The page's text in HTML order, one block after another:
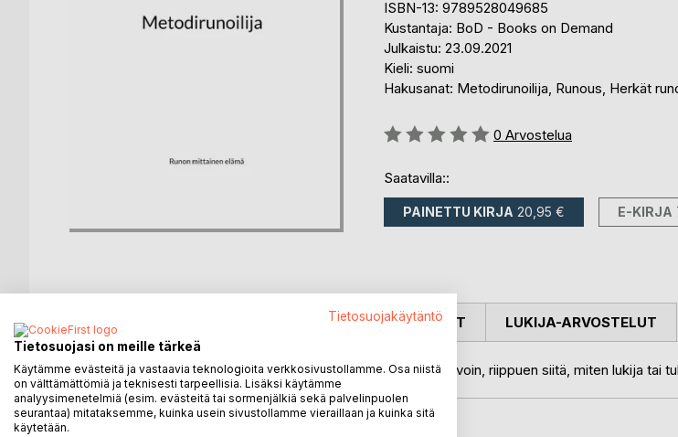
ISBN-13: 9789528049685
Kustantaja: BoD - Books on Demand
Julkaistu: 23.09.2021
Kieli: suomi
Hakusanat: Metodirunoilija, Runous, Herkät
Arvostelu::
0 Arvostelua
Saatavilla::
PAINETTU KIRJA 20,95 € E-KIRJA
KUVAUS
Jokainen on lopulta metodirunoilija. Runo voi avautua eri tavoin, riippuen siitä, miten lukija tai
LEHDISTÖARVOSTELUT LUKIJA-ARVOSTELUT
Tietosuojakäytäntö
Tietosuojasi on meille tärkeä
Käytämme evästeitä ja vastaavia teknologioita verkkosivustollamme. Osa niistä
on välttämättömiä ja teknisesti tarpeellisia. Lisäksi käytämme
analyysimenetelmiä (esim. evästeitä tai sormenjälkiä sekä palvelinpuolen
seurantaa) mitataksemme, kuinka usein sivustollamme vieraillaan ja kuinka sitä
käytetään.